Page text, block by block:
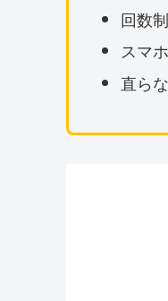
回数
スマ
直ら